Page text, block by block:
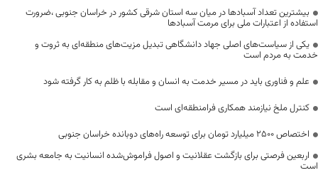
بیشترین تعداد آسبادها در میان سه استان شرقی کشور در خراسان جنوبی ،ضرورت
استفاده از اعتبارات ملی برای مرمت آسبادها
یکی از سیاست‌های اصلی جهاد دانشگاهی تبدیل مزیت‌های منطقه‌ای به ثروت و
خدمت به مردم است
علم و فناوری باید در مسیر خدمت به انسان و مقابله با ظلم به کار گرفته شود
کنترل ملخ نیازمند همکاری فرامنطقه‌ای است
اختصاص 2500 میلیارد تومان برای توسعه راه‌های دوبانده خراسان جنوبی
اربعین فرصتی برای بازگشت عقلانیت و اصول فراموش‌شده انسانیت به جامعه بشری
است